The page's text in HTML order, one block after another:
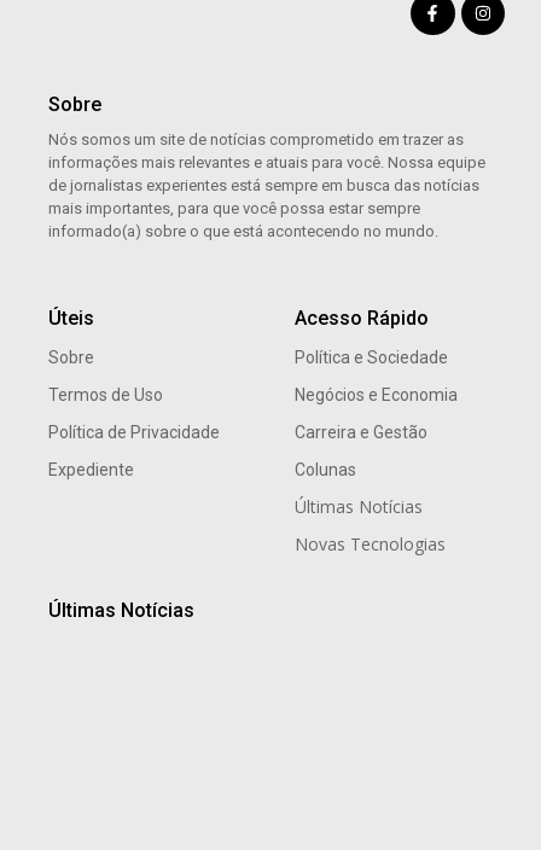
Sobre
Nós somos um site de notícias comprometido em trazer as
informações mais relevantes e atuais para você. Nossa equipe
de jornalistas experientes está sempre em busca das notícias
mais importantes, para que você possa estar sempre
informado(a) sobre o que está acontecendo no mundo.
Úteis
Sobre
Termos de Uso
Política de Privacidade
Expediente
Acesso Rápido
Política e Sociedade
Negócios e Economia
Carreira e Gestão
Colunas
Últimas Notícias
Novas Tecnologias
Últimas Notícias